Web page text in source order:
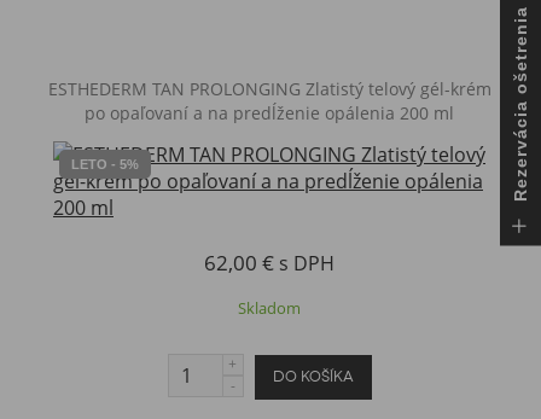
ESTHEDERM TAN PROLONGING Zlatistý telový gél-krém
po opaľovaní a na predĺženie opálenia 200 ml
LETO - 5%
62,00 € s DPH
Skladom
Rezervácia ošetrenia